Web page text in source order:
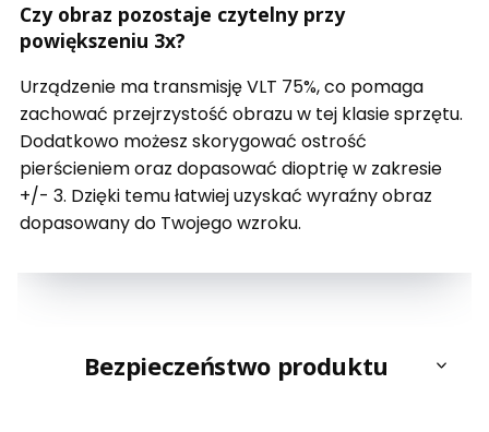
Czy obraz pozostaje czytelny przy
powiększeniu 3x?
Urządzenie ma transmisję VLT 75%, co pomaga
zachować przejrzystość obrazu w tej klasie sprzętu.
Dodatkowo możesz skorygować ostrość
pierścieniem oraz dopasować dioptrię w zakresie
+/- 3. Dzięki temu łatwiej uzyskać wyraźny obraz
dopasowany do Twojego wzroku.
Bezpieczeństwo produktu